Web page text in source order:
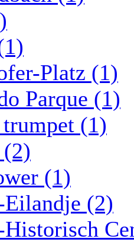
Platz (1)
Parque (1)
(1)
(1)
(2)